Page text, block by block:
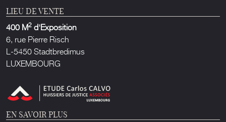
LIEU DE VENTE
400 M2 d'Exposition
6, rue Pierre Risch
L-5450 Stadtbredimus
LUXEMBOURG
EN SAVOIR PLUS